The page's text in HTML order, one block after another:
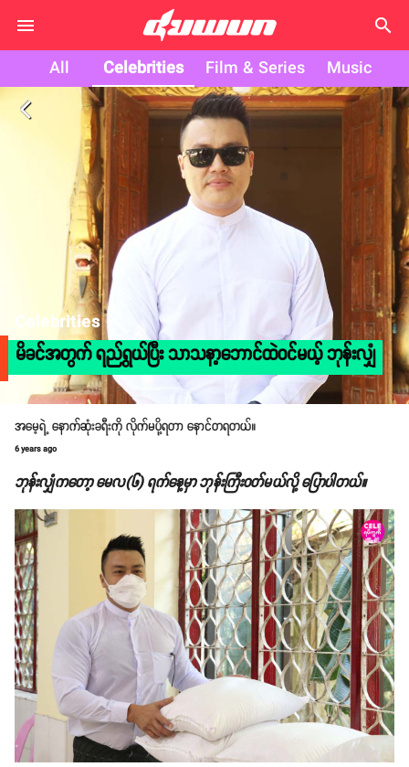
search
All Celebrities Film & Series Music
arrow_back_ios
Celebrities
မိခင်အတွက် ရည်ရွယ်ပြီး သာသနာ့ဘောင်ထဲဝင်မယ့် ဘုန်းလျှံ
အမေ့ရဲ့ နောက်ဆုံးခရီးကို လိုက်မပို့ရတာ နောင်တရတယ်။
6 years ago
ဘုန်းလျှံကတော့ မေလ(၆) ရက်နေ့မှာ ဘုန်းကြီးဝတ်မယ်လို့ ပြောပါတယ်။